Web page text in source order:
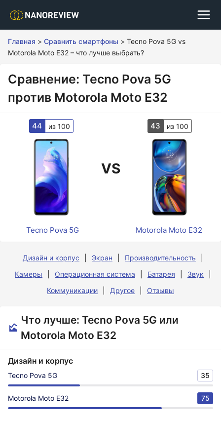
Главная > Сравнить смартфоны > Tecno Pova 5G vs
Motorola Moto E32 – что лучше выбрать?
Сравнение: Tecno Pova 5G
против Motorola Moto E32
44 из 100
VS
43 из 100
Tecno Pova 5G Motorola Moto E32
Дизайн и корпус Экран
Производительность
Камеры
Операционная система Батарея
Звук
Коммуникации
Другое Отзывы
Что лучше: Tecno Pova 5G или
Motorola Moto E32
Дизайн и корпус
Tecno Pova 5G 35
Motorola Moto E32 75